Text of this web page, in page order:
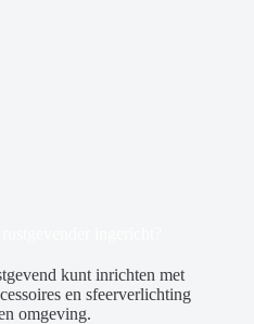
kunt inrichten met
en sfeerverlichting
omgeving.